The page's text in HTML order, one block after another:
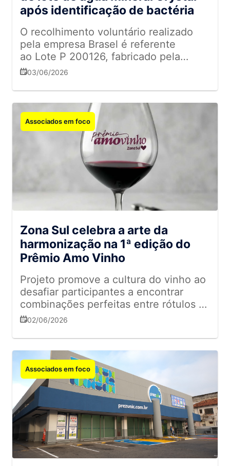
após identificação de bactéria
O recolhimento voluntário realizado
pela empresa Brasel é referente
ao Lote P 200126, fabricado pela
Mineração Bom Jesus Ltda., em
03/06/2026
Associados em foco
Zona Sul celebra a arte da
harmonização na 1ª edição do
Prêmio Amo Vinho
Projeto promove a cultura do vinho ao
desafiar participantes a encontrar
combinações perfeitas entre rótulos e
gastronomia italiana
02/06/2026
Associados em foco